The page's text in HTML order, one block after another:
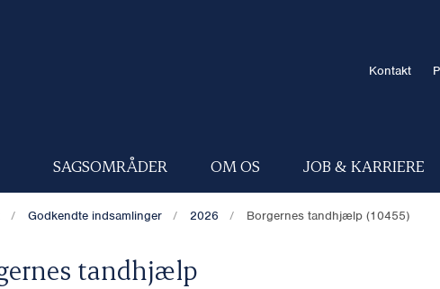
Kontakt
SAGSOMRÅDER OM OS JOB & KARRIERE
Godkendte indsamlinger 2026 Borgernes tandhjælp (10455)
tandhjælp